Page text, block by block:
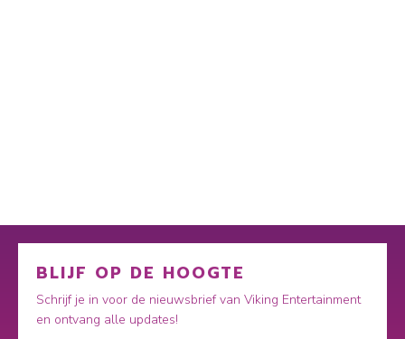
BLIJF OP DE HOOGTE
Schrijf je in voor de nieuwsbrief van Viking Entertainment
en ontvang alle updates!